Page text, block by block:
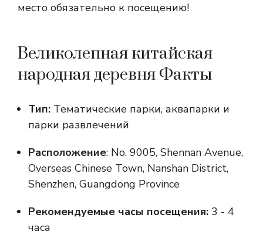
место обязательно к посещению!
Великолепная китайская
народная деревня Факты
Тип: Тематические парки, аквапарки и
парки развлечений
Расположение: No. 9005, Shennan Avenue,
Overseas Chinese Town, Nanshan District,
Shenzhen, Guangdong Province
Рекомендуемые часы посещения: 3 - 4
часа